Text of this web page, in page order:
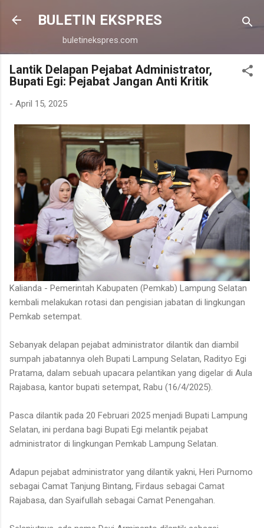
Langsung ke konten utama
BULETIN EKSPRES
buletinekspres.com
Lantik Delapan Pejabat Administrator,
Bupati Egi: Pejabat Jangan Anti Kritik
- April 15, 2025
Kalianda - Pemerintah Kabupaten (Pemkab) Lampung Selatan
kembali melakukan rotasi dan pengisian jabatan di lingkungan
Pemkab setempat.
Sebanyak delapan pejabat administrator dilantik dan diambil
sumpah jabatannya oleh Bupati Lampung Selatan, Radityo Egi
Pratama, dalam sebuah upacara pelantikan yang digelar di Aula
Rajabasa, kantor bupati setempat, Rabu (16/4/2025).
Pasca dilantik pada 20 Februari 2025 menjadi Bupati Lampung
Selatan, ini perdana bagi Bupati Egi melantik pejabat
administrator di lingkungan Pemkab Lampung Selatan.
Adapun pejabat administrator yang dilantik yakni, Heri Purnomo
sebagai Camat Tanjung Bintang, Firdaus sebagai Camat
Rajabasa, dan Syaifullah sebagai Camat Penengahan.